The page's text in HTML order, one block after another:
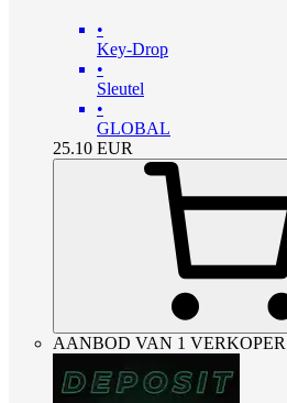
•
Key-Drop
•
Sleutel
•
GLOBAL
25.10 EUR
AANBOD VAN 1 VERKOPER